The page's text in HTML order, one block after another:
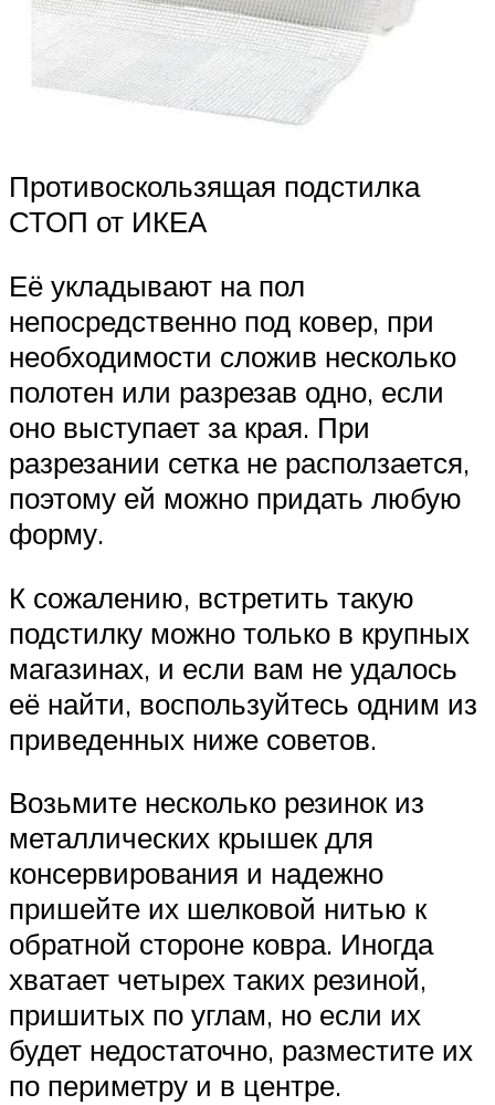
Противоскользящая подстилка
СТОП от ИКЕА
Её укладывают на пол
непосредственно под ковер, при
необходимости сложив несколько
полотен или разрезав одно, если
оно выступает за края. При
разрезании сетка не расползается,
поэтому ей можно придать любую
форму.
К сожалению, встретить такую
подстилку можно только в крупных
магазинах, и если вам не удалось
её найти, воспользуйтесь одним из
приведенных ниже советов.
Возьмите несколько резинок из
металлических крышек для
консервирования и надежно
пришейте их шелковой нитью к
обратной стороне ковра. Иногда
хватает четырех таких резиной,
пришитых по углам, но если их
будет недостаточно, разместите их
по периметру и в центре.